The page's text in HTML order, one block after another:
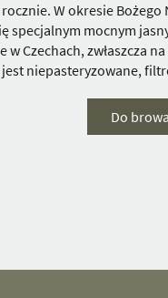
W okresie
specjalnym mocnym
w Czechach, zwłaszcza
jest niepasteryzowane,
Do